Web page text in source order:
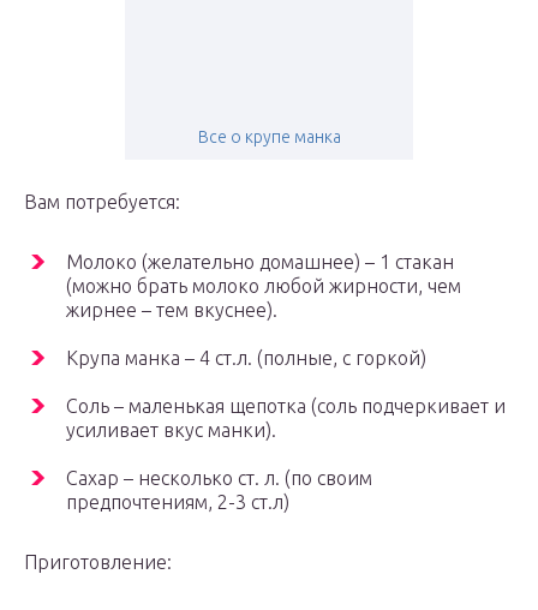
Все о крупе манка
Вам потребуется:
Молоко (желательно домашнее) – 1 стакан
(можно брать молоко любой жирности, чем
жирнее – тем вкуснее).
Крупа манка – 4 ст.л. (полные, с горкой)
Соль – маленькая щепотка (соль подчеркивает и
усиливает вкус манки).
Сахар – несколько ст. л. (по своим
предпочтениям, 2-3 ст.л)
Приготовление: